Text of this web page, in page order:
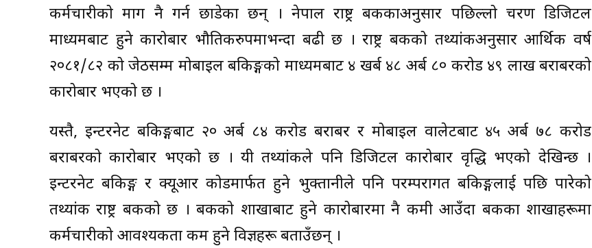
कर्मचारीको माग नै गर्न छाडेका छन् । नेपाल राष्ट्र बैंककाअनुसार पछिल्लो चरण डिजिटल
माध्यमबाट हुने कारोबार भौतिकरुपमाभन्दा बढी छ । राष्ट्र बैंकको तथ्यांकअनुसार आर्थिक वर्ष
२०८१/८२ को जेठसम्म मोबाइल बैंकिङ्गको माध्यमबाट ४ खर्ब ४८ अर्ब ८० करोड ४९ लाख बराबरको
कारोबार भएको छ ।
यस्तै, इन्टरनेट बैंकिङ्गबाट २० अर्ब ८४ करोड बराबर र मोबाइल वालेटबाट ४५ अर्ब ७८ करोड
बराबरको कारोबार भएको छ । यी तथ्यांकले पनि डिजिटल कारोबार वृद्धि भएको देखिन्छ ।
इन्टरनेट बैंकिङ्ग र क्यूआर कोडमार्फत हुने भुक्तानीले पनि परम्परागत बैंकिङ्गलाई पछि पारेको
तथ्यांक राष्ट्र बैंकको छ । बैंकको शाखाबाट हुने कारोबारमा नै कमी आउँदा बैंकका शाखाहरूमा
कर्मचारीको आवश्यकता कम हुने विज्ञहरू बताउँछन् ।